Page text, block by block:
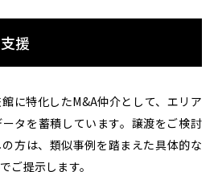
援
に特化したM&A仲介として、エリア
タを蓄積しています。譲渡をご検討
方は、類似事例を踏まえた具体的な
ご提示します。